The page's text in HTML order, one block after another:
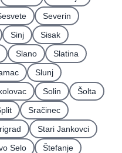
Severin
Sinj
Sisak
Slano
Slatina
Slunj
Solin
Šolta
Sračinec
Stari Jankovci
Selo
Štefanje